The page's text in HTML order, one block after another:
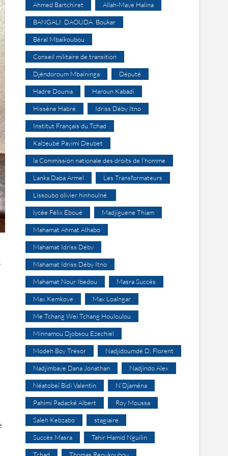
Ahmed Bartchiret Allah-Maye Halina
BANGALI DAOUDA Boukar
Béral Mbaïkoubou
Conseil militaire de transition
Djéndoroum Mbaïninga Député
Hadre Dounia Haroun Kabadi
Hissène Habré Idriss Déby Itno
Institut Français du Tchad
Kalzeubé Payimi Deubet
la Commission nationale des droits de l’homme
Lanka Daba Armel Les Transformateurs
Lissoubo olivier hinhoulné.
lycée Félix Eboué Madjiguene Thiam
Mahamat Ahmat Alhabo
Mahamat Idriss Déby
Mahamat Idriss Déby Itno
Mahamat Nour Ibedou Masra Succès
Max Kemkoye Max Loalngar
Me Tchang Wei Tchang Houloulou
Minnamou Djobsou Ezechiel
Modeh Boy Trésor Nadjidoumdé D. Florent
Nadjimbaye Dana Jonathan Nadjindo Alex
Néatobeï Bidi Valentin N’Djaména
Pahimi Padacké Albert Roy Moussa
Saleh Kebzabo stagiaire
Succès Masra Tahir Hamid Nguilin